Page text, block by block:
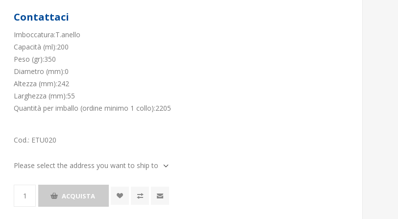
Contattaci
Imboccatura:T.anello
Capacità (ml):200
Peso (gr):350
Diametro (mm):0
Altezza (mm):242
Larghezza (mm):55
Quantità per imballo (ordine minimo 1 collo):2205
Cod.: ETU020
Please select the address you want to ship to
ACQUISTA